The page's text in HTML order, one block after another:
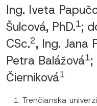
Ing. Iveta
Šulcová, PhD.1;
CSc.2, Ing. Jana
Petra Balážová1;
Čierniková1
Trenčianska